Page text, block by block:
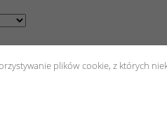
plików cookie, z których